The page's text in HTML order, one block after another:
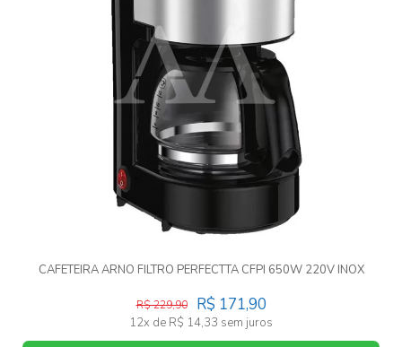
CAFETEIRA ARNO FILTRO PERFECTTA CFPI 650W 220V INOX
R$ 171,90
R$ 229,90
12x de R$ 14,33 sem juros